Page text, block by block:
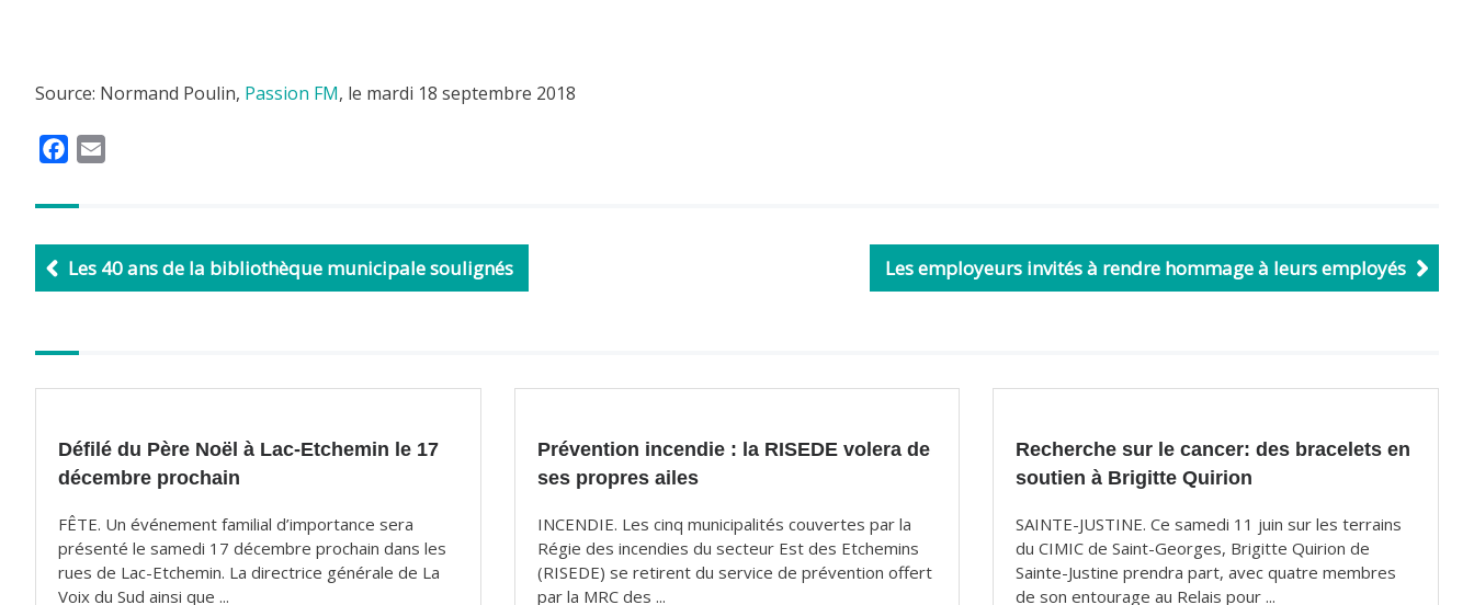
Source: Normand Poulin, Passion FM, le mardi 18 septembre 2018
c
b
o
k
l
Les 40 ans de la bibliothèque municipale soulignés Les employeurs invités à rendre hommage à leurs employés
articles
Défilé du Père Noël à Lac-Etchemin le 17
décembre prochain
FÊTE. Un événement familial d’importance sera
présenté le samedi 17 décembre prochain dans les
rues de Lac-Etchemin. La directrice générale de La
Voix du Sud ainsi que ...
Prévention incendie : la RISEDE volera de
ses propres ailes
INCENDIE. Les cinq municipalités couvertes par la
Régie des incendies du secteur Est des Etchemins
(RISEDE) se retirent du service de prévention offert
par la MRC des ...
Recherche sur le cancer: des bracelets en
soutien à Brigitte Quirion
SAINTE-JUSTINE. Ce samedi 11 juin sur les terrains
du CIMIC de Saint-Georges, Brigitte Quirion de
Sainte-Justine prendra part, avec quatre membres
de son entourage au Relais pour ...